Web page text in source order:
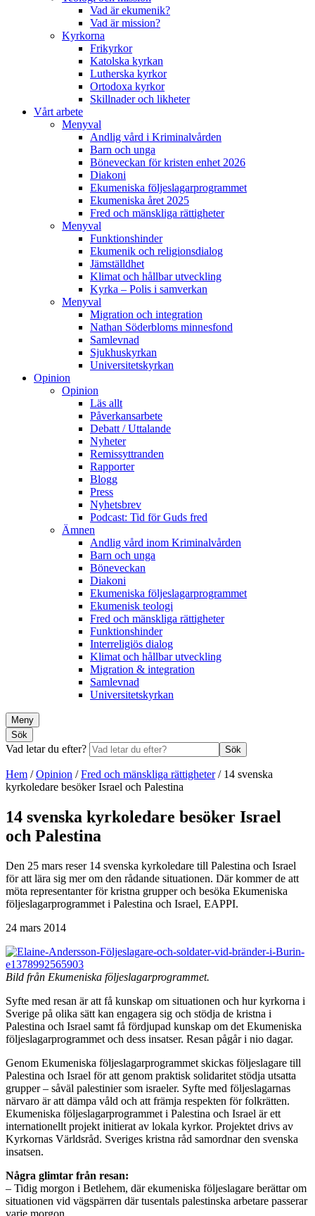
Vad är ekumenik?
Vad är mission?
Kyrkorna
Frikyrkor
Katolska kyrkan
Lutherska kyrkor
Ortodoxa kyrkor
Skillnader och likheter
Vårt arbete
Menyval
Andlig vård i Kriminalvården
Barn och unga
Böneveckan för kristen enhet 2026
Diakoni
Ekumeniska följeslagarprogrammet
Ekumeniska året 2025
Fred och mänskliga rättigheter
Menyval
Funktionshinder
Ekumenik och religionsdialog
Jämställdhet
Klimat och hållbar utveckling
Kyrka – Polis i samverkan
Menyval
Migration och integration
Nathan Söderbloms minnesfond
Samlevnad
Sjukhuskyrkan
Universitetskyrkan
Opinion
Opinion
Läs allt
Påverkansarbete
Debatt / Uttalande
Nyheter
Remissyttranden
Rapporter
Blogg
Press
Nyhetsbrev
Podcast: Tid för Guds fred
Ämnen
Andlig vård inom Kriminalvården
Barn och unga
Böneveckan
Diakoni
Ekumeniska följeslagarprogrammet
Ekumenisk teologi
Fred och mänskliga rättigheter
Funktionshinder
Interreligiös dialog
Klimat och hållbar utveckling
Migration & integration
Samlevnad
Universitetskyrkan
Meny
Sök
Vad letar du efter? Sök
Hem /Opinion /Fred och mänskliga rättigheter/ 14 svenska
kyrkoledare besöker Israel och Palestina
14 svenska kyrkoledare besöker Israel
och Palestina
Den 25 mars reser 14 svenska kyrkoledare till Palestina och Israel
för att lära sig mer om den rådande situationen. Där kommer de att
möta representanter för kristna grupper och besöka Ekumeniska
följeslagarprogrammet i Palestina och Israel, EAPPI.
24 mars 2014
Bild från Ekumeniska följeslagarprogrammet.
Syfte med resan är att få kunskap om situationen och hur kyrkorna i
Sverige på olika sätt kan engagera sig och stödja de kristna i
Palestina och Israel samt få fördjupad kunskap om det Ekumeniska
följeslagarprogrammet och dess insatser. Resan pågår i nio dagar.
Genom Ekumeniska följeslagarprogrammet skickas följeslagare till
Palestina och Israel för att genom praktisk solidaritet stödja utsatta
grupper – såväl palestinier som israeler. Syfte med följeslagarnas
närvaro är att dämpa våld och att främja respekten för folkrätten.
Ekumeniska följeslagarprogrammet i Palestina och Israel är ett
internationellt projekt initierat av lokala kyrkor. Projektet drivs av
Kyrkornas Världsråd. Sveriges kristna råd samordnar den svenska
insatsen.
Några glimtar från resan:
– Tidig morgon i Betlehem, där ekumeniska följeslagare berättar om
situationen vid vägspärren där tusentals palestinska arbetare passerar
varje morgon.